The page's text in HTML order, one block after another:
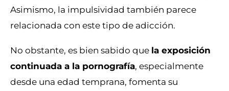
Asimismo, la impulsividad también parece
relacionada con este tipo de adicción.
No obstante, es bien sabido que la exposición
continuada a la pornografía, especialmente
desde una edad temprana, fomenta su